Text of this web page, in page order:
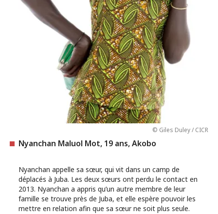
© Giles Duley / CICR
Nyanchan Maluol Mot, 19 ans, Akobo
Nyanchan appelle sa sœur, qui vit dans un camp de
déplacés à Juba. Les deux sœurs ont perdu le contact en
2013. Nyanchan a appris qu’un autre membre de leur
famille se trouve près de Juba, et elle espère pouvoir les
mettre en relation afin que sa sœur ne soit plus seule.